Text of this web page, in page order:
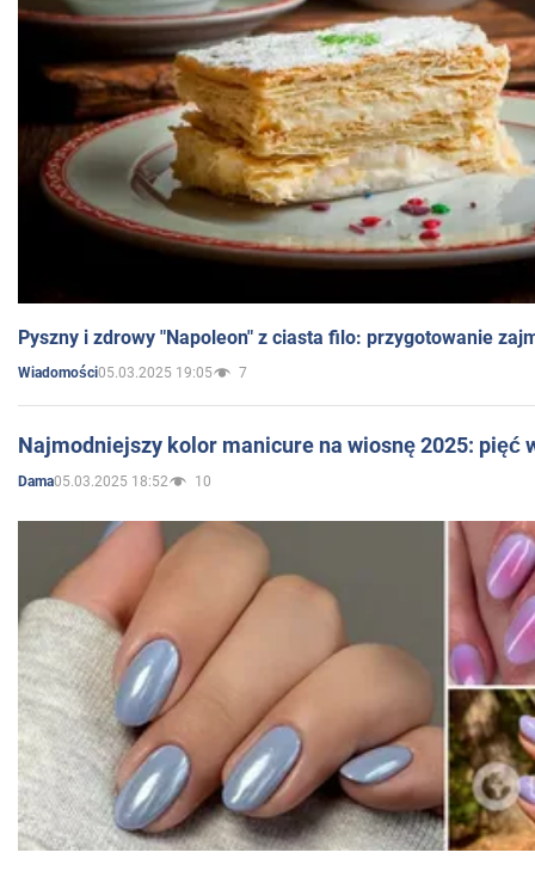
Pyszny i zdrowy "Napoleon" z ciasta filo: przygotowanie
Wiadomości05.03.2025 19:05 7
Najmodniejszy kolor manicure na wiosnę 2025: pięć
Dama05.03.2025 18:52 10